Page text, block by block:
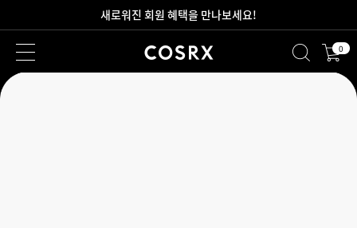
2만원 이상 무료 배송
새로워진 회원 혜택을 만나보세요! 0